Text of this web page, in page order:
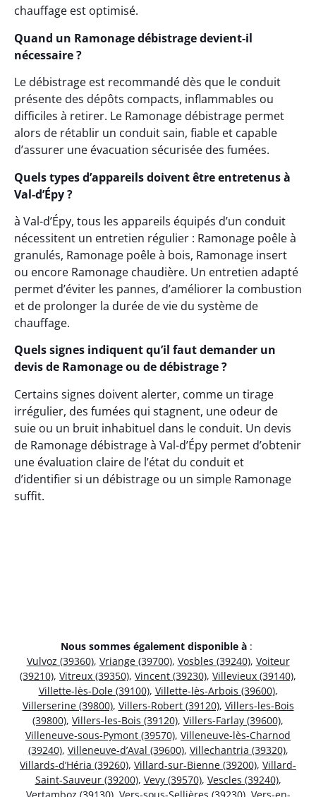
chauffage est optimisé.
Quand un Ramonage débistrage devient-il
nécessaire ?
Le débistrage est recommandé dès que le conduit
présente des dépôts compacts, inflammables ou
difficiles à retirer. Le Ramonage débistrage permet
alors de rétablir un conduit sain, fiable et capable
d’assurer une évacuation sécurisée des fumées.
Quels types d’appareils doivent être entretenus à
Val-d’Épy ?
à Val-d’Épy, tous les appareils équipés d’un conduit
nécessitent un entretien régulier : Ramonage poêle à
granulés, Ramonage poêle à bois, Ramonage insert
ou encore Ramonage chaudière. Un entretien adapté
permet d’éviter les pannes, d’améliorer la combustion
et de prolonger la durée de vie du système de
chauffage.
Quels signes indiquent qu’il faut demander un
devis de Ramonage ou de débistrage ?
Certains signes doivent alerter, comme un tirage
irrégulier, des fumées qui stagnent, une odeur de
suie ou un bruit inhabituel dans le conduit. Un devis
de Ramonage débistrage à Val-d’Épy permet d’obtenir
une évaluation claire de l’état du conduit et
d’identifier si un débistrage ou un simple Ramonage
suffit.
Nous sommes également disponible à :
Vulvoz (39360), Vriange (39700), Vosbles (39240), Voiteur
(39210), Vitreux (39350), Vincent (39230), Villevieux (39140),
Villette-lès-Dole (39100), Villette-lès-Arbois (39600),
Villerserine (39800), Villers-Robert (39120), Villers-les-Bois
(39800), Villers-les-Bois (39120), Villers-Farlay (39600),
Villeneuve-sous-Pymont (39570), Villeneuve-lès-Charnod
(39240), Villeneuve-d’Aval (39600), Villechantria (39320),
Villards-d’Héria (39260), Villard-sur-Bienne (39200), Villard-
Saint-Sauveur (39200), Vevy (39570), Vescles (39240),